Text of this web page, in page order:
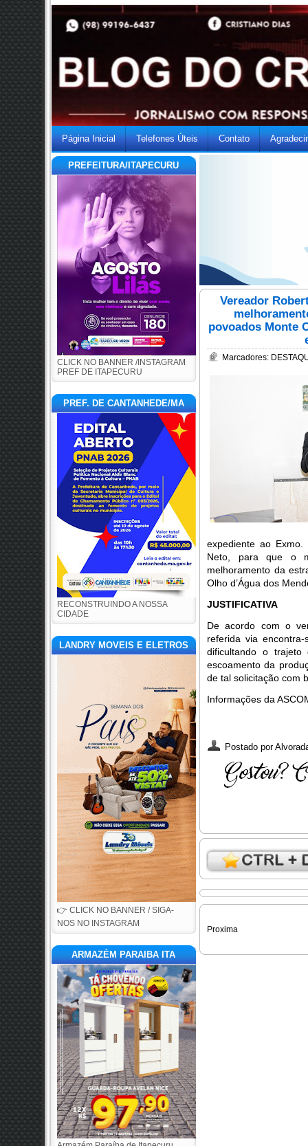
Página Inicial Telefones Úteis Contato
PREFEITURA/ITAPECURU
CLICK NO BANNER /INSTAGRAM
PREF DE ITAPECURU
PREF. DE CANTANHEDE/MA
RECONSTRUINDO A NOSSA
CIDADE
LANDRY MOVEIS E ELETROS
👉 CLICK NO BANNER / SIGA-
NOS NO INSTAGRAM
ARMAZÉM PARAIBA ITA
Vereador
povoados Monte
Marcadores:
expediente ao Exmo.
Neto, para que o
melhoramento da
Olho d’Água dos
JUSTIFICATIVA
De acordo com o
referida via
dificultando o
escoamento da
de tal solicitação com
Informações da
Postado por
Proxima